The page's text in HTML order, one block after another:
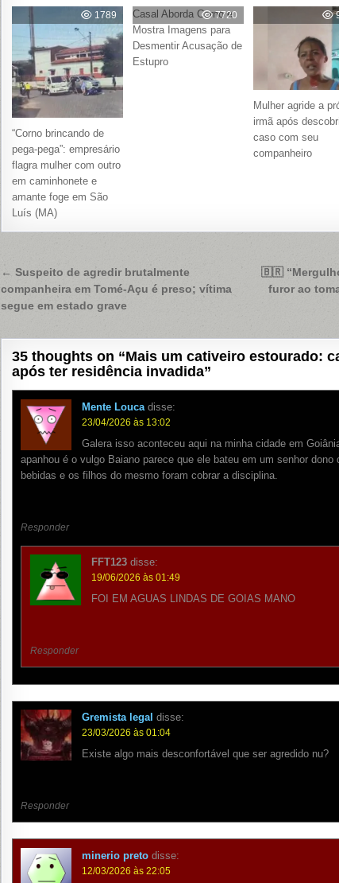
1789
“Corno brincando de
pega-pega”: empresário
flagra mulher com outro
em caminhonete e
amante foge em São
Luís (MA)
7720
Casal Aborda Corno e
Mostra Imagens para
Desmentir Acusação de
Estupro
Mulher agride a
irmã após
caso com seu
companheiro
Navegação
de
Post
🇧🇷
furor ao
← Suspeito de agredir brutalmente
companheira em Tomé-Açu é preso; vítima
segue em estado grave
35 thoughts on “Mais um cativeiro estourado:
após ter residência invadida”
Mente Louca disse:
23/04/2026 às 13:02
Galera isso aconteceu aqui na minha cidade em
apanhou é o vulgo Baiano parece que ele bateu em um senhor dono
bebidas e os filhos do mesmo foram cobrar a disciplina.
Responder
FFT123 disse:
19/06/2026 às 01:49
FOI EM AGUAS LINDAS DE GOIAS MANO
Responder
Gremista legal disse:
23/03/2026 às 01:04
Existe algo mais desconfortável que ser agredido nu?
Responder
minerio preto disse:
12/03/2026 às 22:05